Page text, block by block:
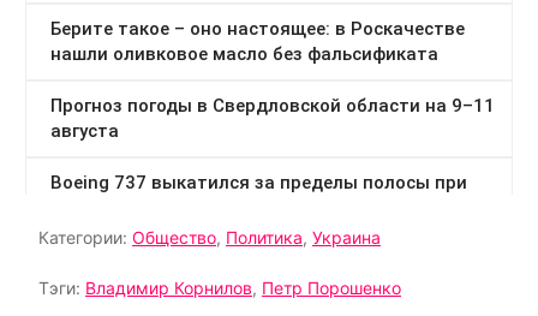
Категории: Общество, Политика, Украина
Тэги: Владимир Корнилов, Петр Порошенко